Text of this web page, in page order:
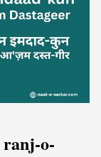
ranj-o-